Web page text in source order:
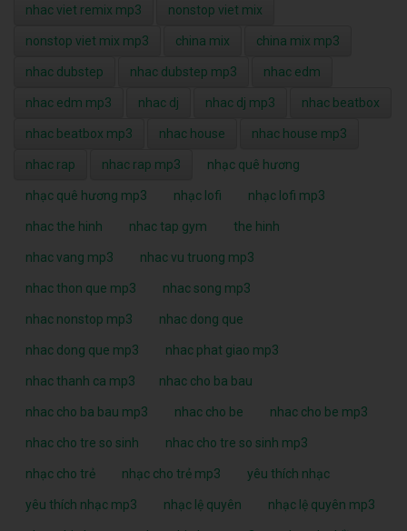
nhac viet remix mp3 nonstop viet mix
nonstop viet mix mp3 china mix china mix mp3
nhac dubstep nhac dubstep mp3 nhac edm
nhac edm mp3 nhac dj nhac dj mp3 nhac beatbox
nhac beatbox mp3 nhac house nhac house mp3
nhac rap nhac rap mp3 nhạc quê hương
nhạc quê hương mp3 nhạc lofi nhạc lofi mp3
nhac the hinh nhac tap gym the hinh
nhac vang mp3 nhac vu truong mp3
nhac thon que mp3 nhac song mp3
nhac nonstop mp3 nhac dong que
nhac dong que mp3 nhac phat giao mp3
nhac thanh ca mp3 nhac cho ba bau
nhac cho ba bau mp3 nhac cho be nhac cho be mp3
nhac cho tre so sinh nhac cho tre so sinh mp3
nhạc cho trẻ nhạc cho trẻ mp3 yêu thích nhạc
yêu thích nhạc mp3 nhạc lệ quyên nhạc lệ quyên mp3